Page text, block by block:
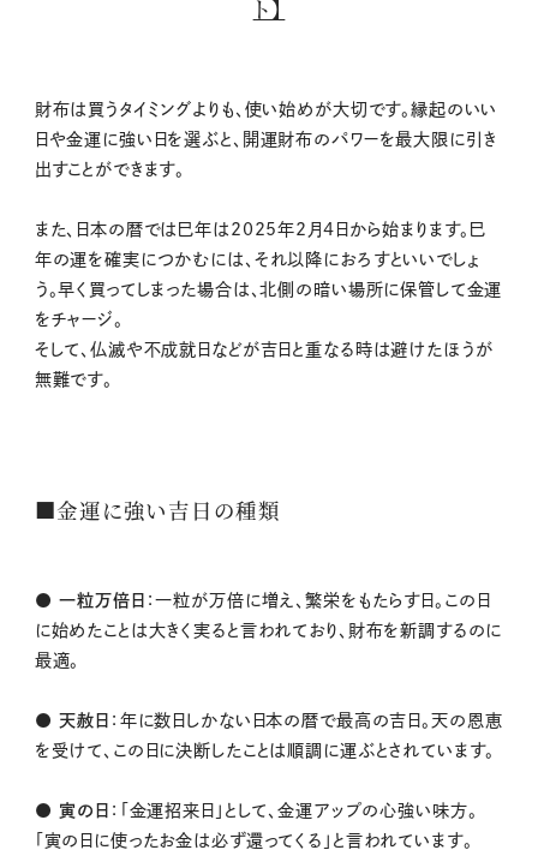
ト】
財布は買うタイミングよりも、使い始めが大切です。縁起のいい
日や金運に強い日を選ぶと、開運財布のパワーを最大限に引き
出すことができます。
また、日本の暦では巳年は2025年2月4日から始まります。巳
年の運を確実につかむには、それ以降におろすといいでしょ
う。早く買ってしまった場合は、北側の暗い場所に保管して金運
をチャージ。
そして、仏滅や不成就日などが吉日と重なる時は避けたほうが
無難です。
■金運に強い吉日の種類
● 一粒万倍日 ：一粒が万倍に増え、繁栄をもたらす日。この日
に始めたことは大きく実ると言われており、財布を新調するのに
最適。
● 天赦日 ：年に数日しかない日本の暦で最高の吉日。天の恩恵
を受けて、この日に決断したことは順調に運ぶとされています。
● 寅の日 ：「金運招来日」として、金運アップの心強い味方。
「寅の日に使ったお金は必ず還ってくる」と言われています。